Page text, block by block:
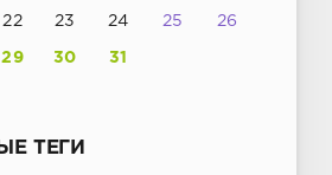
22 23 24 25 26
29 30 31
ТЕГИ